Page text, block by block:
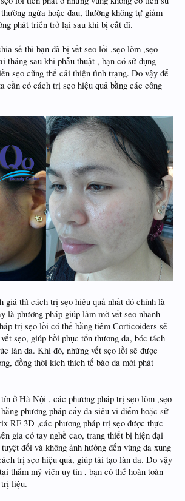
ngứa hoặc đau, thường không tự giảm
phát triển trở lại sau khi bị cắt đi.
sẻ thì bạn đã bị vết sẹo lồi ,sẹo lõm ,sẹo
tháng sau khi phẫu thuật , bạn có sử dụng
sẹo cũng thể cải thiện tình trạng. Do vậy để
cần có cách trị sẹo hiệu quả bằng các công
giá thì cách trị sẹo hiệu quả nhất đó chính là
là phương pháp giúp làm mờ vết sẹo nhanh
trị sẹo lồi có thể bằng tiêm Corticoiders sẽ
sẹo, giúp hồi phục tổn thương da, bóc tách
làn da. Khi đó, những vết sẹo lồi sẽ được
đồng thời kích thích tế bào da mới phát
ở Hà Nội , các phương pháp trị sẹo lõm ,sẹo
phương pháp cấy da siêu vi điểm hoặc sử
RF 3D ,các phương pháp trị sẹo được thực
gia có tay nghề cao, trang thiết bị hiện đại
đối và không ảnh hưởng đến vùng da xung
trị sẹo hiệu quả, giúp tái tạo làn da. Do vậy
thẩm mỹ viện uy tín , bạn có thể hoàn toàn
liệu.